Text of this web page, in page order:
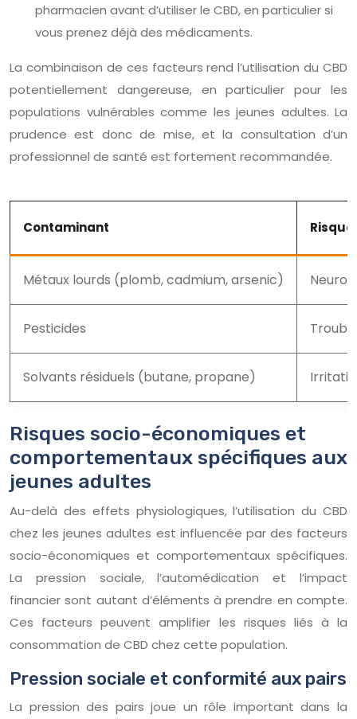
pharmacien avant d’utiliser le CBD, en particulier si
vous prenez déjà des médicaments.
La combinaison de ces facteurs rend l’utilisation du CBD
potentiellement dangereuse, en particulier pour les
populations vulnérables comme les jeunes adultes. La
prudence est donc de mise, et la consultation d’un
professionnel de santé est fortement recommandée.
Contaminant
Métaux lourds (plomb, cadmium, arsenic)
Pesticides
Solvants résiduels (butane, propane)
Risques socio-économiques et
comportementaux spécifiques aux
jeunes adultes
Au-delà des effets physiologiques, l’utilisation du CBD
chez les jeunes adultes est influencée par des facteurs
socio-économiques et comportementaux spécifiques.
La pression sociale, l’automédication et l’impact
financier sont autant d’éléments à prendre en compte.
Ces facteurs peuvent amplifier les risques liés à la
consommation de CBD chez cette population.
Pression sociale et conformité aux pairs
La pression des pairs joue un rôle important dans la